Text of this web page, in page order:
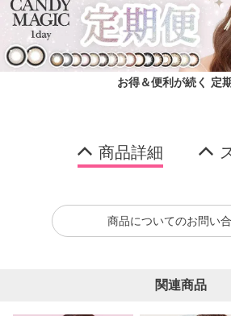
お得＆便利が続く 定
商品詳細
商品についてのお問い
関連商品